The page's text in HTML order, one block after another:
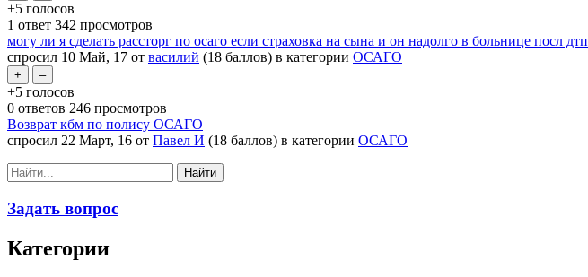
+5 голосов
1 ответ 342 просмотров
могу ли я сделать рассторг по осаго если страховка на сына и он надолго в больнице посл дтп
спросил 10 Май, 17 от василий (18 баллов) в категории ОСАГО
+5 голосов
0 ответов 246 просмотров
Возврат кбм по полису ОСАГО
спросил 22 Март, 16 от Павел И (18 баллов) в категории ОСАГО
Задать вопрос
Категории